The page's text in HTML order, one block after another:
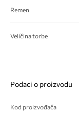
Remen
Veličina torbe
Podaci o proizvodu
Kod proizvođača